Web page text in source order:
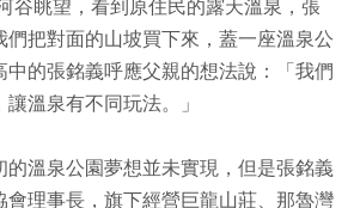
谷眺望，看到原住民的露天溫泉，張
們把對面的山坡買下來，蓋一座溫泉公
中的張銘義呼應父親的想法說：「我們
溫泉有不同玩法。」
的溫泉公園夢想並未實現，但是張銘義
會理事長，旗下經營巨龍山莊、那魯灣